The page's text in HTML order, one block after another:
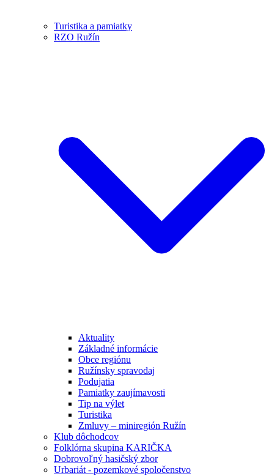
Turistika a pamiatky
RZO Ružín
Aktuality
Základné informácie
Obce regiónu
Ružínsky spravodaj
Podujatia
Pamiatky zaujímavosti
Tip na výlet
Turistika
Zmluvy – miniregión Ružín
Klub dôchodcov
Folklórna skupina KARIČKA
Dobrovoľný hasičský zbor
Urbariát - pozemkové spoločenstvo